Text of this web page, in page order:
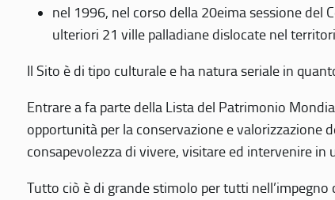
nel 1996, nel corso della 20eima sessione del
ulteriori 21 ville palladiane dislocate nel
Il Sito è di tipo culturale e ha natura seriale in
Entrare a fa parte della Lista del Patrimonio
opportunità per la conservazione e valorizzazione
consapevolezza di vivere, visitare ed intervenire
Tutto ciò è di grande stimolo per tutti